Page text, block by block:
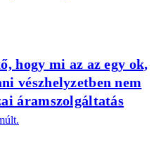
hogy mi az az egy ok,
vészhelyzetben nem
áramszolgáltatás